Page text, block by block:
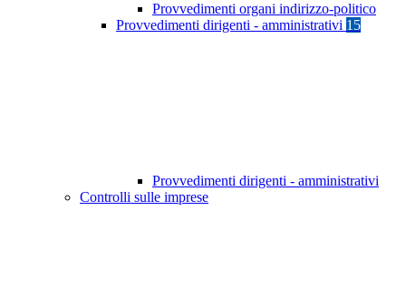
Provvedimenti organi indirizzo-politico
Provvedimenti dirigenti - amministrativi 15
Provvedimenti dirigenti - amministrativi
Controlli sulle imprese